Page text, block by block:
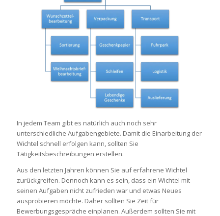
In jedem Team gibt es natürlich auch noch sehr
unterschiedliche Aufgabengebiete. Damit die Einarbeitung der
Wichtel schnell erfolgen kann, sollten Sie
Tätigkeitsbeschreibungen erstellen.
Aus den letzten Jahren können Sie auf erfahrene Wichtel
zurückgreifen. Dennoch kann es sein, dass ein Wichtel mit
seinen Aufgaben nicht zufrieden war und etwas Neues
ausprobieren möchte. Daher sollten Sie Zeit für
Bewerbungsgespräche einplanen. Außerdem sollten Sie mit